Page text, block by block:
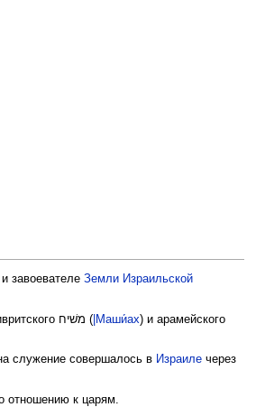
и завоевателеЗемли Израильской
есть перевод ивритского משׁיח ( |Маши́ах) и арамейского
служение совершалось в Израиле через
отношению к царям.